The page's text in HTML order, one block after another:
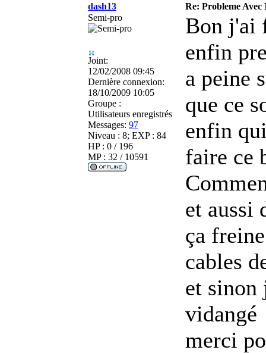
dash13
Re: Probleme
Semi-pro
Joint:
12/02/2008 09:45
Dernière connexion:
18/10/2009 10:05
Groupe :
Utilisateurs enregistrés
Messages: 97
Niveau : 8; EXP : 84
HP : 0 / 196
MP : 32 / 10591
Bon j'ai
enfin
a peine
que ce
enfin
faire ce
et aussi
ça
cables
et sinon
vidangé
merci